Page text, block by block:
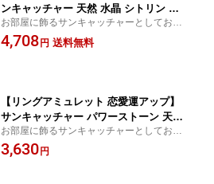
ンキャッチャー 天然 水晶 シトリン 開
運 風水 パワーストーン 天然石 かわい
い おしゃれ インテリア 北欧 雑貨 クリ
お部屋に飾るサンキャッチャーとしてお使
いになる事はもちろん、外出時にはカバン
等に付けて アクセサリーとしてもお使い頂
4,708 円 送料無料
【リングアミュレット 恋愛運アップ】
サンキャッチャー パワーストーン 天然
石 天然 水晶 ローズクオーツ 開運 風水
北欧 インテリア 雑貨 クリスタル ボー
お部屋に飾るサンキャッチャーとしてお使
いになる事はもちろん、外出時にはカバン
等に付けてアクセサリーとしてもお使い頂
3,630 円